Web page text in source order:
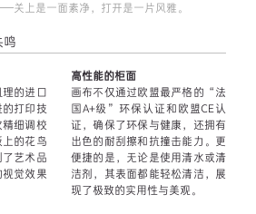
关上是一面素净，打开是一片风雅。
的进口
打印技
细调校
的花鸟
艺术品
觉效果
高性能的柜面
画布不仅通过欧盟最严格的“法
国A+级”环保认证和欧盟CE认
证，确保了环保与健康，还拥有
出色的耐刮擦和抗撞击能力。更
便捷的是，无论是使用清水或清
洁剂，其表面都能轻松清洁，展
现了极致的实用性与美观。